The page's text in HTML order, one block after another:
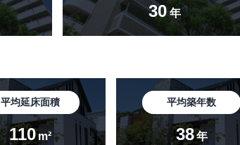
30年
平均延床面積
110 m²
平均築年数
38 年